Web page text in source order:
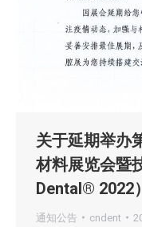
关于延期举办
材料展览会暨
Dental® 2022
通知公告 cndent